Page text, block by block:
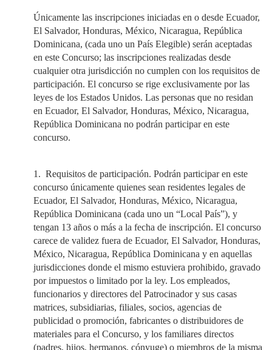
Únicamente las inscripciones iniciadas en o desde Ecuador,
El Salvador, Honduras, México, Nicaragua, República
Dominicana, (cada uno un País Elegible) serán aceptadas
en este Concurso; las inscripciones realizadas desde
cualquier otra jurisdicción no cumplen con los requisitos de
participación. El concurso se rige exclusivamente por las
leyes de los Estados Unidos. Las personas que no residan
en Ecuador, El Salvador, Honduras, México, Nicaragua,
República Dominicana no podrán participar en este
concurso.
1. Requisitos de participación. Podrán participar en este
concurso únicamente quienes sean residentes legales de
Ecuador, El Salvador, Honduras, México, Nicaragua,
República Dominicana (cada uno un “Local País”), y
tengan 13 años o más a la fecha de inscripción. El concurso
carece de validez fuera de Ecuador, El Salvador, Honduras,
México, Nicaragua, República Dominicana y en aquellas
jurisdicciones donde el mismo estuviera prohibido, gravado
por impuestos o limitado por la ley. Los empleados,
funcionarios y directores del Patrocinador y sus casas
matrices, subsidiarias, filiales, socios, agencias de
publicidad o promoción, fabricantes o distribuidores de
materiales para el Concurso, y los familiares directos
(padres, hijos, hermanos, cónyuge) o miembros de la misma